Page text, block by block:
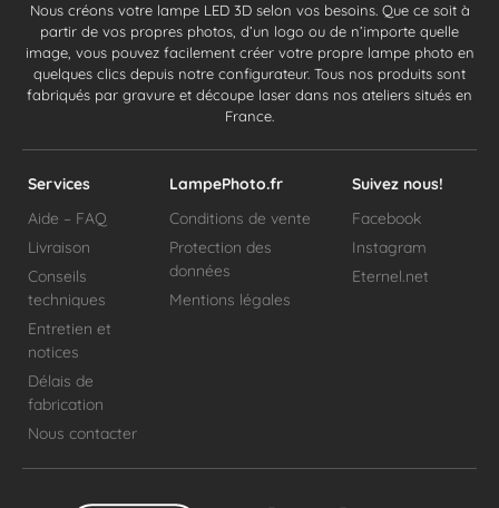
Nous créons votre lampe LED 3D selon vos besoins. Que ce soit à
partir de vos propres photos, d’un logo ou de n’importe quelle
image, vous pouvez facilement créer votre propre lampe photo en
quelques clics depuis notre configurateur. Tous nos produits sont
fabriqués par gravure et découpe laser dans nos ateliers situés en
France.
Services
Aide – FAQ
Livraison
Conseils
techniques
Entretien et
notices
Délais de
fabrication
Nous contacter
LampePhoto.fr
Conditions de vente
Protection des
données
Mentions légales
Suivez nous!
Facebook
Instagram
Eternel.net